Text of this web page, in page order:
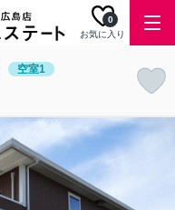
お気に入り
0
空室1